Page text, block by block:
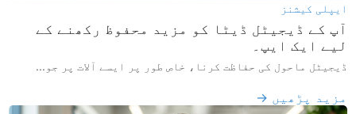
ایپلی کیشنز
آپ کے ڈیجیٹل ڈیٹا کو مزید محفوظ رکھنے کے
لیے ایک ایپ۔
ڈیجیٹل ماحول کی حفاظت کرنا، خاص طور پر ایسے آلات پر جو...
مزید پڑھیں →